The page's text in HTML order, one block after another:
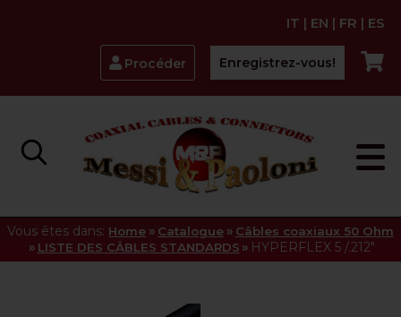
IT | EN | FR | ES
Procéder Enregistrez-vous!
Vous êtes dans: Home » Catalogue » Câbles coaxiaux 50 Ohm
» LISTE DES CÂBLES STANDARDS » HYPERFLEX 5 /.212"